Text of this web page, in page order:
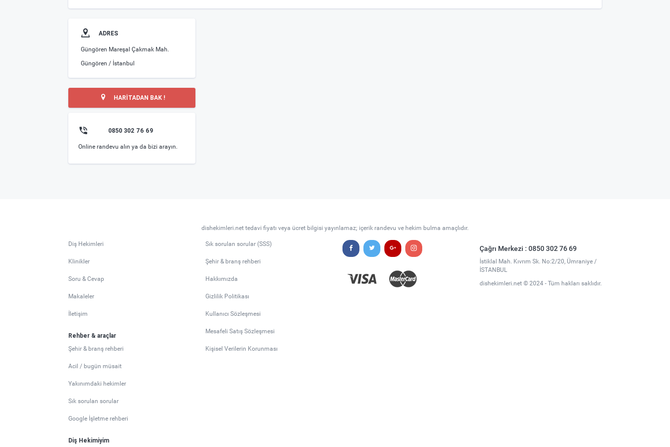
ADRES
Güngören Mareşal Çakmak Mah.
Güngören / İstanbul
HARİTADAN BAK !
0850 302 76 69
Online randevu alın ya da bizi arayın.
dishekimleri.net tedavi fiyatı veya ücret bilgisi yayınlamaz; içerik randevu ve hekim bulma amaçlıdır.
Diş Hekimleri
Klinikler
Soru & Cevap
Makaleler
İletişim
Rehber & araçlar
Şehir & branş rehberi
Acil / bugün müsait
Yakınımdaki hekimler
Sık sorulan sorular
Google İşletme rehberi
Diş Hekimiyim
Sık sorulan sorular (SSS)
Şehir & branş rehberi
Hakkımızda
Gizlilik Politikası
Kullanıcı Sözleşmesi
Mesafeli Satış Sözleşmesi
Kişisel Verilerin Korunması
Çağrı Merkezi : 0850 302 76 69
İstiklal Mah. Kıvrım Sk. No:2/20, Ümraniye /
İSTANBUL
dishekimleri.net © 2024 - Tüm hakları saklıdır.